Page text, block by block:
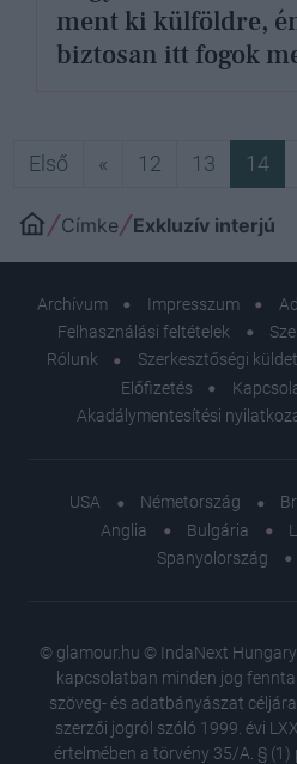
ment ki külföldre,
biztosan itt fogok
Első Első
« Előző
12 13 14
Címke Exkluzív interjú
Archívum Impresszum
Felhasználási feltételek
Rólunk
Szerkesztőségi
Előfizetés
Akadálymentesítési
USA Németország
Anglia
Bulgária
Spanyolország
© glamour.hu © IndaNext
kapcsolatban minden jog
szöveg- és adatbányászat
szerzői jogról szóló 1999. évi
értelmében a törvény 35/A. §